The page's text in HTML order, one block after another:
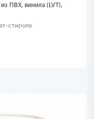
ПВХ, винила (LVT),
стирола